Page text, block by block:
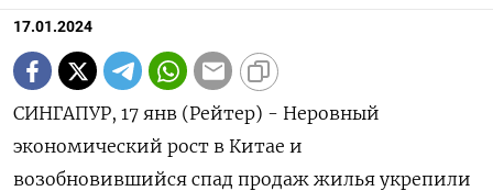
17.01.2024
СИНГАПУР, 17 янв (Рейтер) - Неровный
экономический рост в Китае и
возобновившийся спад продаж жилья укрепили